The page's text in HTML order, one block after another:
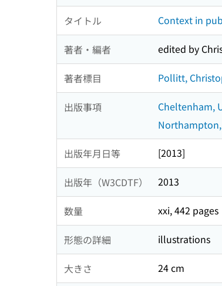
タイトル Context in
著者・編者 edited by
著者標目 Pollitt,
出版事項
Cheltenham,
Northampton,
出版年月日等 [2013]
出版年（W3CDTF） 2013
数量 xxi, 442 pages
形態の詳細 illustrations
大きさ 24 cm